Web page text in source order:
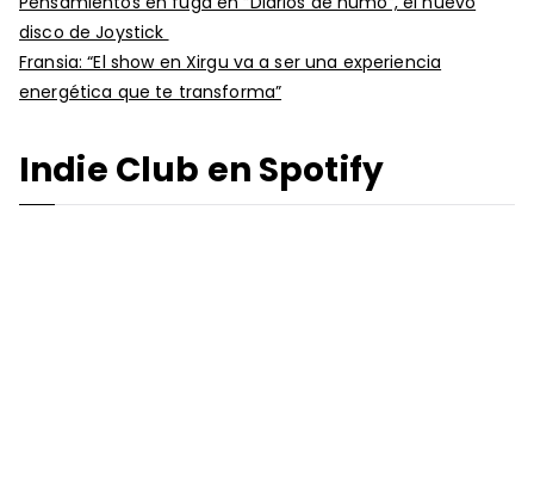
disco de Joystick
Fransia: “El show en Xirgu va a ser una experiencia
energética que te transforma”
Indie Club en Spotify